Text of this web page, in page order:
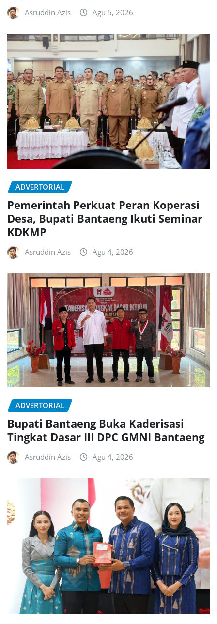
Asruddin Azis Agu 5, 2026
ADVERTORIAL
Pemerintah Perkuat Peran Koperasi
Desa, Bupati Bantaeng Ikuti Seminar
KDKMP
Asruddin Azis Agu 4, 2026
ADVERTORIAL
Bupati Bantaeng Buka Kaderisasi
Tingkat Dasar III DPC GMNI Bantaeng
Asruddin Azis Agu 4, 2026